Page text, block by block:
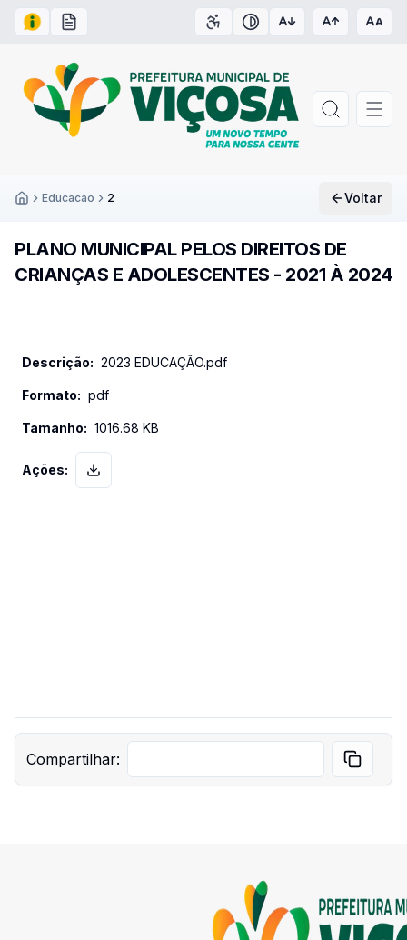
Acesso à Informação
Carta de Serviços Acessibilidade
Contraste
Educacao 2 Voltar
PLANO MUNICIPAL PELOS DIREITOS DE
CRIANÇAS E ADOLESCENTES - 2021 À 2024
2023 EDUCAÇÃO.pdf
pdf
1016.68 KB
Compartilhar: